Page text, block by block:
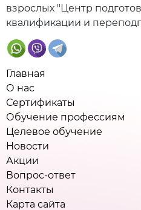
взрослых "Центр
квалификации и
Главная
О нас
Сертификаты
Обучение профессиям
Целевое обучение
Новости
Акции
Вопрос-ответ
Контакты
Карта сайта